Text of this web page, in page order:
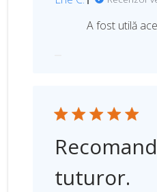
A fost utilă
tuturor.